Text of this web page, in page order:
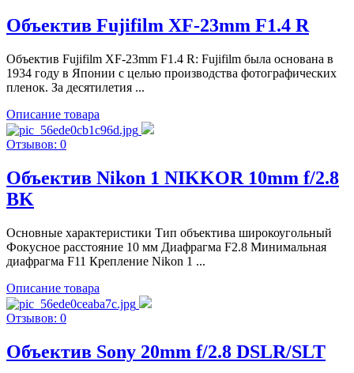
Объектив Fujifilm XF-23mm F1.4 R
Объектив Fujifilm XF-23mm F1.4 R: Fujifilm была основана в
1934 году в Японии с целью производства фотографических
пленок. За десятилетия ...
Описание товара
Отзывов: 0
Объектив Nikon 1 NIKKOR 10mm f/2.8
BK
Основные характеристики Тип объектива широкоугольный
Фокусное расстояние 10 мм Диафрагма F2.8 Минимальная
диафрагма F11 Крепление Nikon 1 ...
Описание товара
Отзывов: 0
Объектив Sony 20mm f/2.8 DSLR/SLT